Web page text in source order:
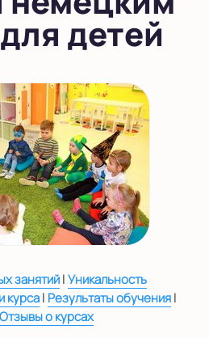
карте
город
детей
занятий|Уникальность
курса| Результаты обучения|
Отзывы о курсах